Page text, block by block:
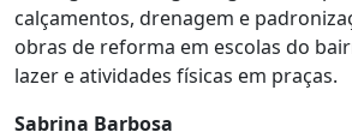
calçamentos, drenagem e
obras de reforma em escolas do
lazer e atividades físicas em praças.
Sabrina Barbosa